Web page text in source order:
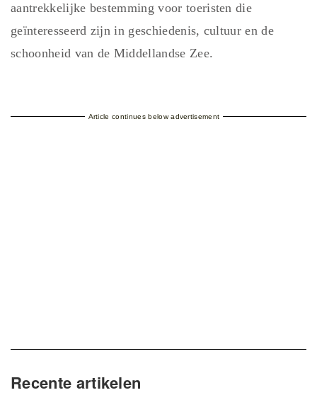
aantrekkelijke bestemming voor toeristen die
geïnteresseerd zijn in geschiedenis, cultuur en de
schoonheid van de Middellandse Zee.
Article continues below advertisement
Recente artikelen